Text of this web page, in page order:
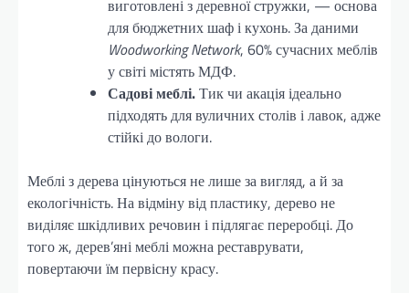
виготовлені з деревної стружки, — основа
для бюджетних шаф і кухонь. За даними
Woodworking Network, 60% сучасних меблів
у світі містять МДФ.
Садові меблі.Тик чи акація ідеально
підходять для вуличних столів і лавок, адже
стійкі до вологи.
Меблі з дерева цінуються не лише за вигляд, а й за
екологічність. На відміну від пластику, дерево не
виділяє шкідливих речовин і підлягає переробці. До
того ж, дерев’яні меблі можна реставрувати,
повертаючи їм первісну красу.